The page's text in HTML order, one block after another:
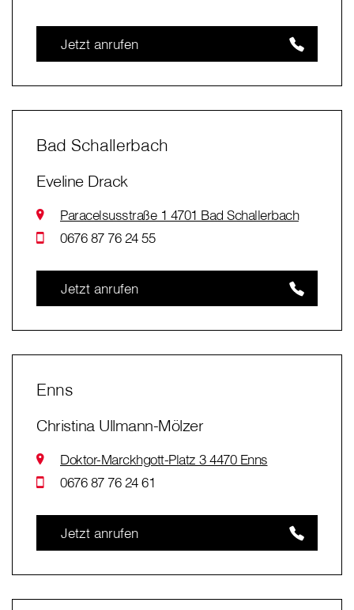
Jetzt anrufen
Bad Schallerbach
Eveline Drack
Paracelsusstraße 1 4701 Bad Schallerbach
0676 87 76 24 55
Jetzt anrufen
Enns
Christina Ullmann-Mölzer
Doktor-Marckhgott-Platz 3 4470 Enns
0676 87 76 24 61
Jetzt anrufen